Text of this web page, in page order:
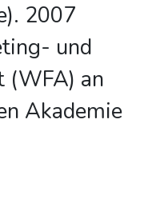
2007
und
an
Akademie